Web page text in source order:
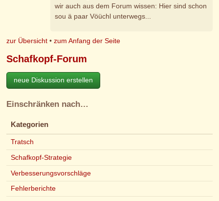
wir auch aus dem Forum wissen: Hier sind schon
sou ä paar Vöüchl unterwegs...
zur Übersicht •zum Anfang der Seite
Schafkopf-Forum
neue Diskussion erstellen
Einschränken nach…
Kategorien
Tratsch
Schafkopf-Strategie
Verbesserungsvorschläge
Fehlerberichte